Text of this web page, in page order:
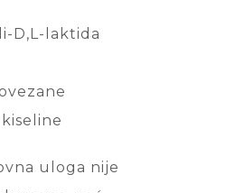
D,L-laktida
uloga nije